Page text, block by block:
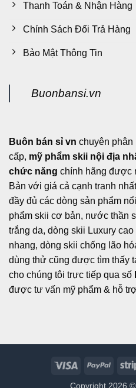
Thanh Toán & Nhận Hàng
Chính Sách Đổi Trả Hàng
Bảo Mật Thông Tin
Buonbansi.vn
Buôn bán sỉ vn chuyên phân
cấp, mỹ phẩm skii nội địa
chức năng chính hãng được
Bản với giá cả cạnh tranh
đầy đủ các dòng sản phẩm
phẩm skii cơ bản, nước thần
trắng da, dòng skii Luxury
nhang, dòng skii chống lão
dùng thử cũng được tìm thấy
cho chúng tôi trực tiếp qua số
được tư vấn mỹ phẩm & hỗ
Visa PayPal
Copyright 2026 ©